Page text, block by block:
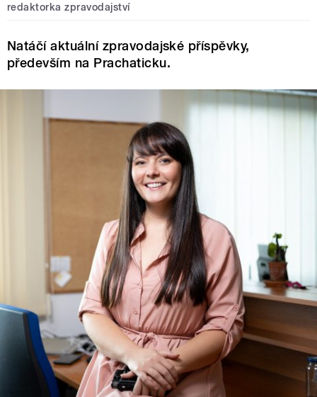
redaktorka zpravodajství
Natáčí aktuální zpravodajské příspěvky,
především na Prachaticku.